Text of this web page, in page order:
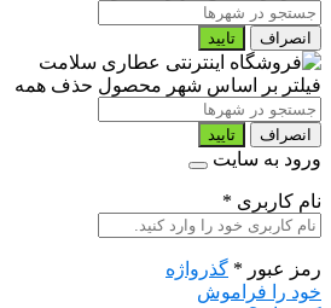
انصراف تایید
فیلتر بر اساس شهر محصول حذف همه
انصراف تایید
ورود به سایت
نام کاربری *
رمز عبور * گذرواژه
خود را فراموش